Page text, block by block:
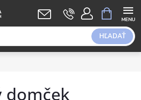
HĽADAŤ
KOŠÍK
domček